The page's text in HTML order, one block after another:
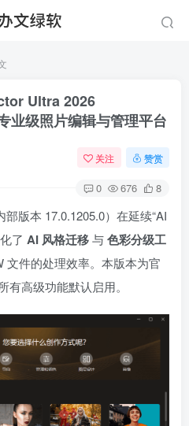
Ultra 2026
业级照片编辑与管理平台
关注 赞赏
0 676 8
版本 17.0.1205.0）在延续“AI
了 AI 风格迁移与色彩分级工
文件的处理效率。本版本为官
高级功能默认启用。